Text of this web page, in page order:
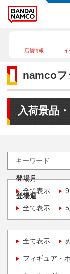
店舗情報 イ
namcoフ
入荷景品
登場月
全て表示
9
登場週
全て表示
5
全て表示
フィギュア・